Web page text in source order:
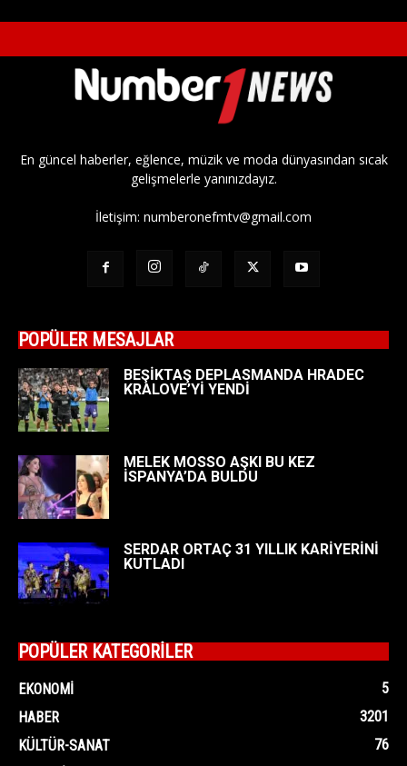
En güncel haberler, eğlence, müzik ve moda dünyasından sıcak
gelişmelerle yanınızdayız.
İletişim: numberonefmtv@gmail.com
POPÜLER MESAJLAR
BEŞİKTAŞ DEPLASMANDA HRADEC
KRALOVE’Yİ YENDİ
MELEK MOSSO AŞKI BU KEZ
İSPANYA’DA BULDU
SERDAR ORTAÇ 31 YILLIK KARİYERİNİ
KUTLADI
POPÜLER KATEGORİLER
EKONOMI
5
HABER
3201
KÜLTÜR-SANAT
76